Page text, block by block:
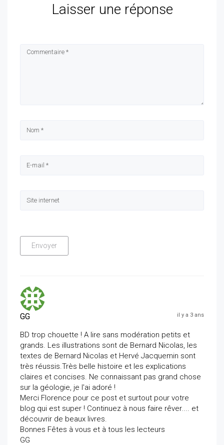
Laisser une réponse
GG il y a 3 ans
BD trop chouette ! A lire sans modération petits et
grands. Les illustrations sont de Bernard Nicolas, les
textes de Bernard Nicolas et Hervé Jacquemin sont
très réussis.Très belle histoire et les explications
claires et concises. Ne connaissant pas grand chose
sur la géologie, je l'ai adoré !
Merci Florence pour ce post et surtout pour votre
blog qui est super ! Continuez à nous faire rêver.... et
découvrir de beaux livres.
Bonnes Fêtes à vous et à tous les lecteurs
GG